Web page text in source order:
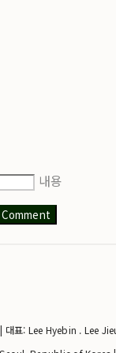
내용
Comment
대표: Lee Hyebin . Lee